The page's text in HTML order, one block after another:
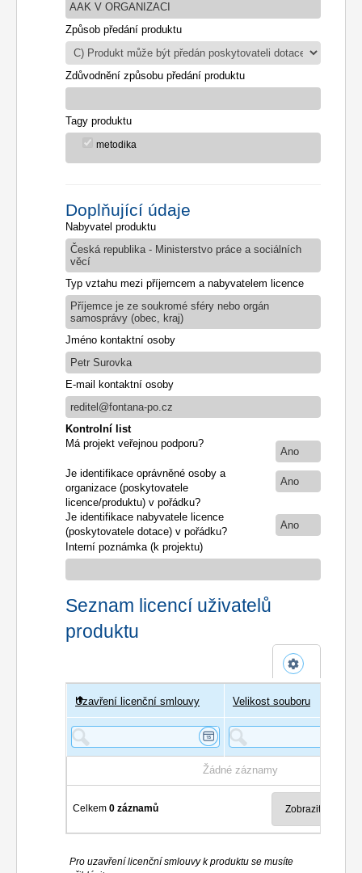
AAK V ORGANIZACI
Způsob předání produktu
Zdůvodnění způsobu předání produktu
Tagy produktu
metodika
Doplňující údaje
Nabyvatel produktu
Česká republika - Ministerstvo práce a sociálních
věcí
Typ vztahu mezi příjemcem a nabyvatelem licence
Příjemce je ze soukromé sféry nebo orgán
samosprávy (obec, kraj)
Jméno kontaktní osoby
Petr Surovka
E-mail kontaktní osoby
reditel@fontana-po.cz
Kontrolní list
Má projekt veřejnou podporu?
Ano
Je identifikace oprávněné osoby a
organizace (poskytovatele
licence/produktu) v pořádku?
Ano
Je identifikace nabyvatele licence
(poskytovatele dotace) v pořádku?
Ano
Interní poznámka (k projektu)
Seznam licencí uživatelů
produktu
Uživatel
Uzavření licenční smlouvy Velikost souboru
Žádné záznamy
Celkem0 záznamů
Pro uzavření licenční smlouvy k produktu se musíte